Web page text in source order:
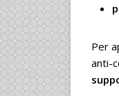
Per
anti-